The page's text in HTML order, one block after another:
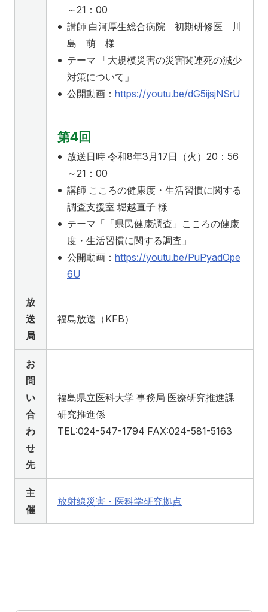
～21：00
講師 白河厚生総合病院 初期研修医 川
島 萌 様
テーマ 「大規模災害の災害関連死の減少
対策について」
公開動画： https://youtu.be/dG5ijsjNSrU
第4回
放送日時 令和8年3月17日（火）20：56
～21：00
講師 こころの健康度・生活習慣に関する
調査支援室 堀越直子 様
テーマ「「県民健康調査」こころの健康
度・生活習慣に関する調査」
公開動画： https://youtu.be/PuPyadOpe
6U
放
送
局
福島放送（KFB）
お
問
い
合
わ
せ
先
福島県立医科大学 事務局 医療研究推進課
研究推進係
TEL:024-547-1794 FAX:024-581-5163
主
催
放射線災害・医科学研究拠点